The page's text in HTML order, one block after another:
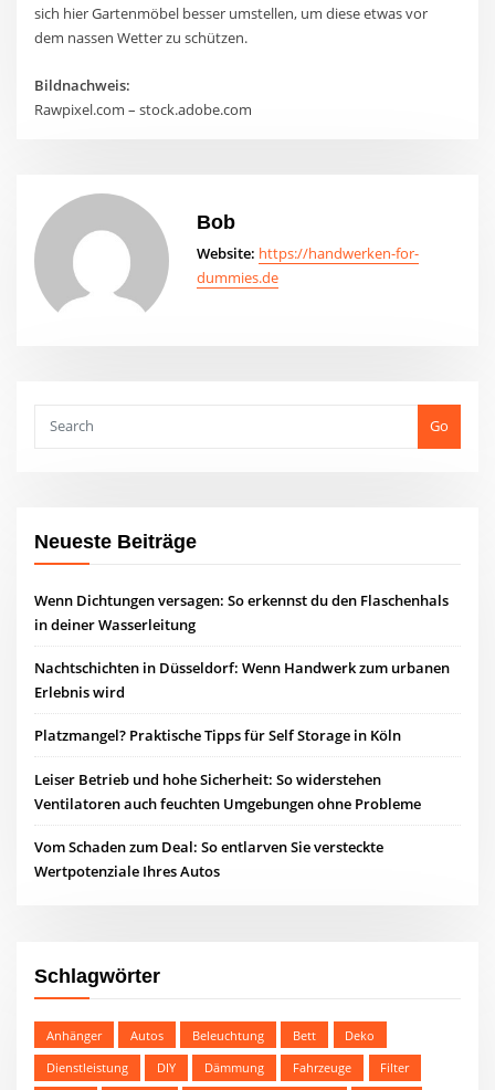
sich hier Gartenmöbel besser umstellen, um diese etwas vor
dem nassen Wetter zu schützen.
Bildnachweis:
Rawpixel.com – stock.adobe.com
Bob
Website: https://handwerken-for-
dummies.de
Go
Neueste Beiträge
Wenn Dichtungen versagen: So erkennst du den Flaschenhals
in deiner Wasserleitung
Nachtschichten in Düsseldorf: Wenn Handwerk zum urbanen
Erlebnis wird
Platzmangel? Praktische Tipps für Self Storage in Köln
Leiser Betrieb und hohe Sicherheit: So widerstehen
Ventilatoren auch feuchten Umgebungen ohne Probleme
Vom Schaden zum Deal: So entlarven Sie versteckte
Wertpotenziale Ihres Autos
Schlagwörter
Anhänger Autos Beleuchtung Bett
Deko
Dienstleistung
DIY Dämmung Fahrzeuge
Filter